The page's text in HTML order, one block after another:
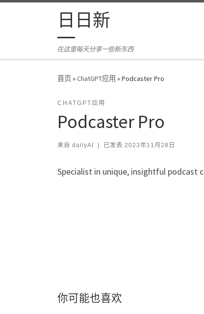
Skip to content日日新
在这里每天分享一些新东西
首页»ChatGPT应用 »Podcaster Pro
CHATGPT应用
Podcaster Pro
来自 dailyAI 已发表 2023年11月28日
Specialist in unique, insightful podcast
你可能也喜欢